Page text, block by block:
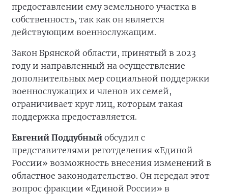
предоставлении ему земельного участка в
собственность, так как он является
действующим военнослужащим.
Закон Брянской области, принятый в 2023
году и направленный на осуществление
дополнительных мер социальной поддержки
военнослужащих и членов их семей,
ограничивает круг лиц, которым такая
поддержка предоставляется.
Евгений Поддубный обсудил с
представителями реготделения «Единой
России» возможность внесения изменений в
областное законодательство. Он передал этот
вопрос фракции «Единой России» в